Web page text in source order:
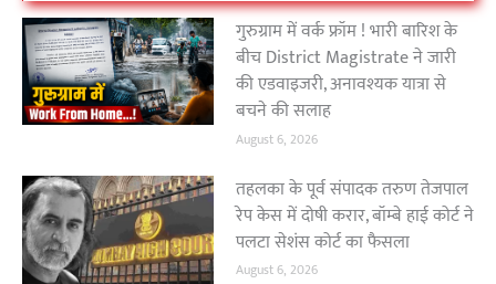
गुरुग्राम में वर्क फ्रॉम ! भारी बारिश के
बीच District Magistrate ने जारी
की एडवाइजरी, अनावश्यक यात्रा से
बचने की सलाह
August 6, 2026
तहलका के पूर्व संपादक तरुण तेजपाल
रेप केस में दोषी करार, बॉम्बे हाई कोर्ट ने
पलटा सेशंस कोर्ट का फैसला
August 6, 2026